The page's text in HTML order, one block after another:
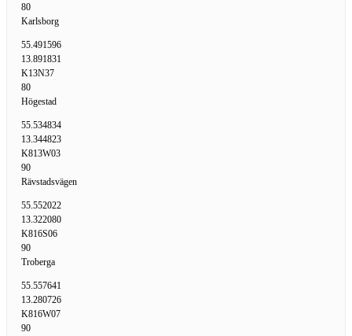
80
Karlsborg
55.491596
13.891831
K13N37
80
Högestad
55.534834
13.344823
K813W03
90
Rävstadsvägen
55.552022
13.322080
K816S06
90
Troberga
55.557641
13.280726
K816W07
90